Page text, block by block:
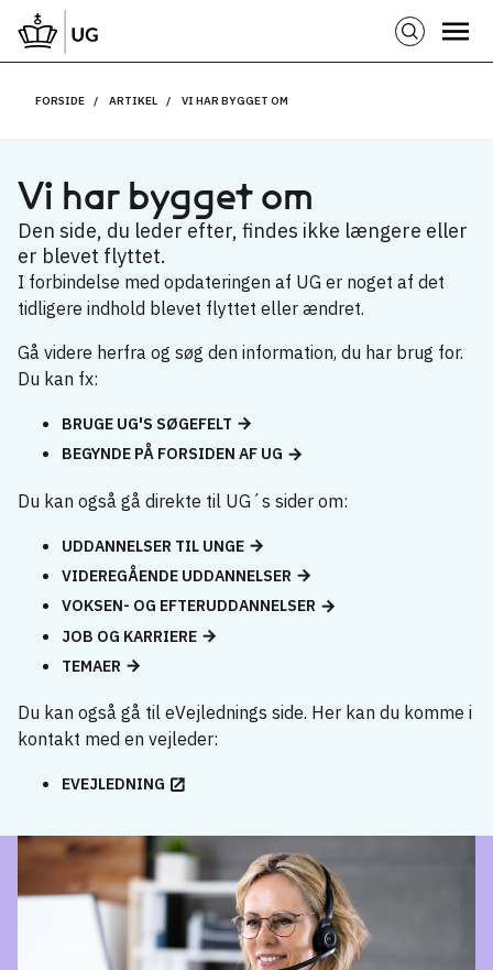
FORSIDE ARTIKEL VI HAR BYGGET OM
Vi har bygget om
Den side, du leder efter, findes ikke længere eller
er blevet flyttet.
I forbindelse med opdateringen af UG er noget af det
tidligere indhold blevet flyttet eller ændret.
Gå videre herfra og søg den information, du har brug for.
Du kan fx:
BRUGE UG'S SØGEFELT
BEGYNDE PÅ FORSIDEN AF UG
Du kan også gå direkte til UG´s sider om:
UDDANNELSER TIL UNGE
VIDEREGÅENDE UDDANNELSER
VOKSEN- OG EFTERUDDANNELSER
JOB OG KARRIERE
TEMAER
Du kan også gå til eVejlednings side. Her kan du komme i
kontakt med en vejleder:
EVEJLEDNING